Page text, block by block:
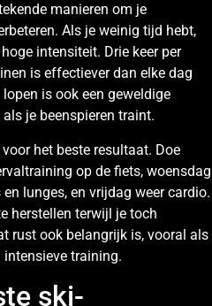
manieren om je
Als je weinig tijd hebt,
intensiteit. Drie keer per
is effectiever dan elke dag
is ook een geweldige
je beenspieren traint.
het beste resultaat. Doe
op de fiets, woensdag
lunges, en vrijdag weer cardio.
herstellen terwijl je toch
rust ook belangrijk is, vooral als
training.
ski-